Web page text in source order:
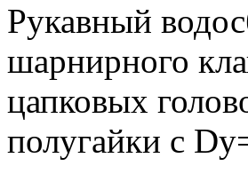
Рукавный
шарнирного
цапковых
полугайки с